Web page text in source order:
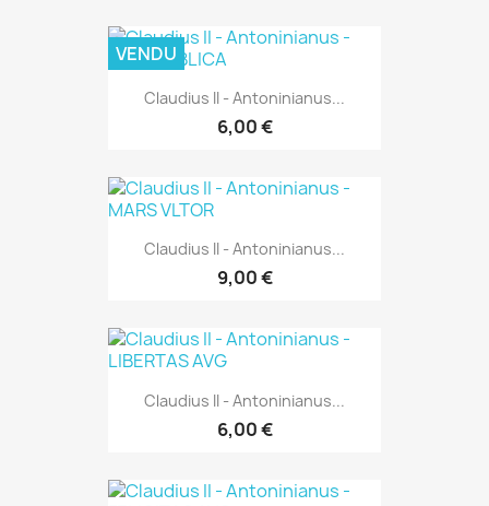
Claudius II - Antoninianus...
6,00 €
VENDU
Claudius II - Antoninianus...
9,00 €
Claudius II - Antoninianus...
6,00 €